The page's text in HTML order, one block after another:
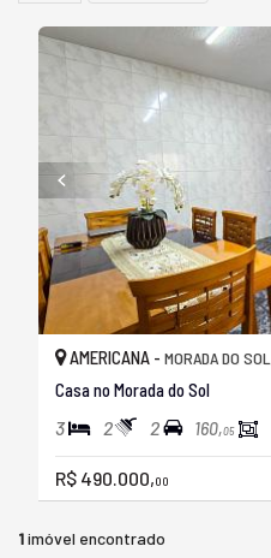
AMERICANA - MORADA DO SOL
Casa no Morada do Sol
3 2 2 160,05
R$ 490.000,00
1imóvel encontrado